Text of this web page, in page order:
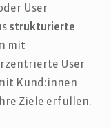
User
strukturierte
mit
User
Kund:innen
Ziele erfüllen.